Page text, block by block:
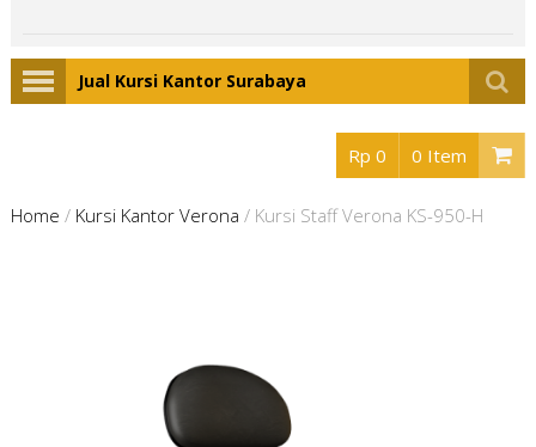
Jual Kursi Kantor Surabaya
Rp 0 0 Item
Home / Kursi Kantor Verona / Kursi Staff Verona KS-950-H